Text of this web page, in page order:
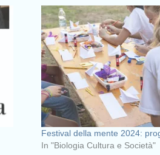
Festival della mente 2024:
In "Biologia Cultura e Società"